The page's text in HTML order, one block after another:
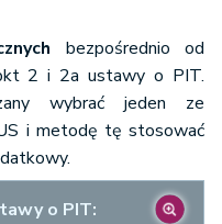
bezpośrednio od
2 i 2a ustawy o PIT.
wybrać jeden ze
i metodę tę stosować
o PIT: